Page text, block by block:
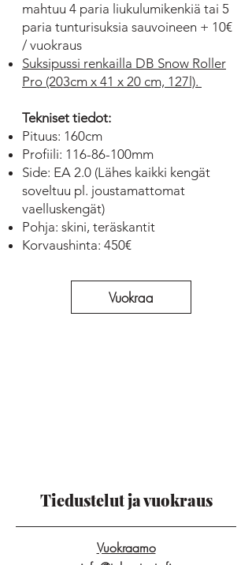
mahtuu 4 paria liukulumikenkiä tai 5
paria tunturisuksia sauvoineen + 10€
/ vuokraus
Suksipussi renkailla DB Snow Roller
Pro (203cm x 41 x 20 cm, 127l).
Tekniset tiedot:
Pituus: 160cm
Profiili: 116-86-100mm
Side: EA 2.0 (Lähes kaikki kengät
soveltuu pl. joustamattomat
vaelluskengät)
Pohja: skini, teräskantit
Korvaushinta: 450€
Vuokraa
Tiedustelut ja vuokraus
Vuokraamo